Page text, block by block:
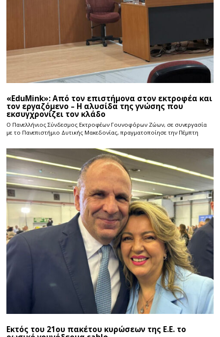
«EduMink»: Από τον επιστήμονα στον εκτροφέα και
τον εργαζόμενο – Η αλυσίδα της γνώσης που
εκσυγχρονίζει τον κλάδο
Ο Πανελλήνιος Σύνδεσμος Εκτροφέων Γουνοφόρων Ζώων, σε συνεργασία
με το Πανεπιστήμιο Δυτικής Μακεδονίας, πραγματοποίησε την Πέμπτη
Εκτός του 21ου πακέτου κυρώσεων της Ε.Ε. το